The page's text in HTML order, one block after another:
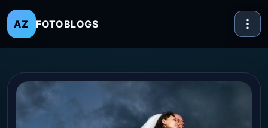
AZ FOTOBLOGS